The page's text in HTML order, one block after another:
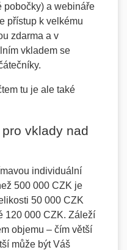
pobočky) a webináře
přístup k velkému
zdarma a v
vkladem se
tu je ale také
vklady nad
individuální
500 000 CZK je
50 000 CZK
120 000 CZK. Záleží
objemu – čím větší
může být Váš